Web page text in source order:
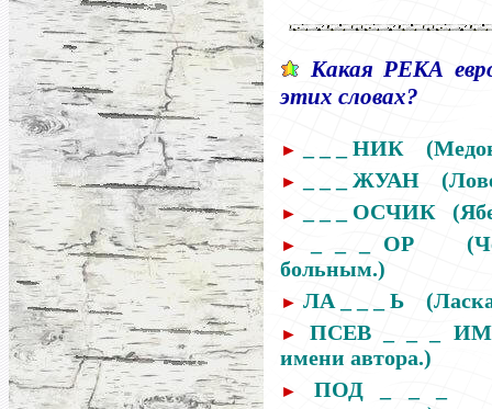
КакаяРЕКА
этих словах?
► _ _ _ НИК
► _ _ _ ЖУАН
► _ _ _ ОСЧИК
► _ _ _ ОР
больным.)
► ЛА _ _ _ Ь
►
ПСЕВ _ _ _
имени автора.)
►
ПОД _ _ _